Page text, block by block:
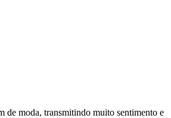
de moda, transmitindo muito sentimento e